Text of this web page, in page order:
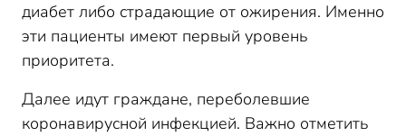
диабет либо страдающие от ожирения. Именно
эти пациенты имеют первый уровень
приоритета.
Далее идут граждане, переболевшие
коронавирусной инфекцией. Важно отметить